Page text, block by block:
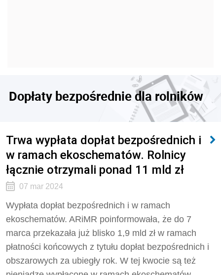
Dopłaty bezpośrednie dla rolników
Trwa wypłata dopłat bezpośrednich i
w ramach ekoschematów. Rolnicy
łącznie otrzymali ponad 11 mld zł
07 mar 2024
Wypłata dopłat bezpośrednich i w ramach
ekoschematów. ARiMR poinformowała, że do 7
marca przekazała już blisko 1,9 mld zł w ramach
płatności końcowych z tytułu dopłat bezpośrednich i
obszarowych za ubiegły rok. W tej kwocie są też